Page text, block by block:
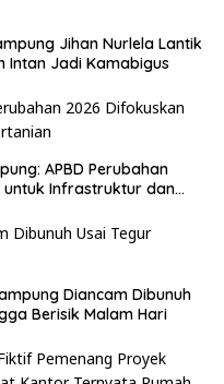
Jihan Nurlela Lantik
Intan Jadi Kamabigus
APBD Perubahan
untuk Infrastruktur dan
Diancam Dibunuh
Berisik Malam Hari